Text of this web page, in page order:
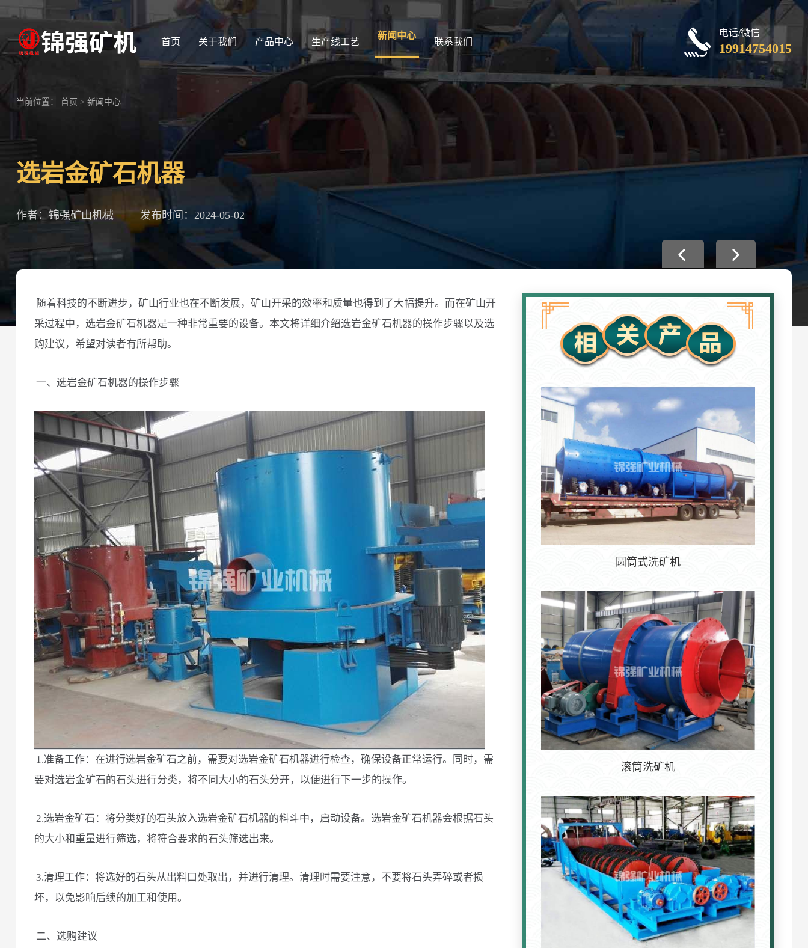
首页 关于我们 产品中心 生产线工艺
新闻中心
联系我们
电话/微信
19914754015
当前位置： 首页 > 新闻中心
选岩金矿石机器
作者：锦强矿山机械 发布时间：2024-05-02
随着科技的不断进步，矿山行业也在不断发展，矿山开采的效率和质量也得到了大幅提升。而在矿山开
采过程中，选岩金矿石机器是一种非常重要的设备。本文将详细介绍选岩金矿石机器的操作步骤以及选
购建议，希望对读者有所帮助。
一、选岩金矿石机器的操作步骤
1.准备工作：在进行选岩金矿石之前，需要对选岩金矿石机器进行检查，确保设备正常运行。同时，需
要对选岩金矿石的石头进行分类，将不同大小的石头分开，以便进行下一步的操作。
2.选岩金矿石：将分类好的石头放入选岩金矿石机器的料斗中，启动设备。选岩金矿石机器会根据石头
的大小和重量进行筛选，将符合要求的石头筛选出来。
3.清理工作：将选好的石头从出料口处取出，并进行清理。清理时需要注意，不要将石头弄碎或者损
坏，以免影响后续的加工和使用。
二、选购建议
圆筒式洗矿机
滚筒洗矿机